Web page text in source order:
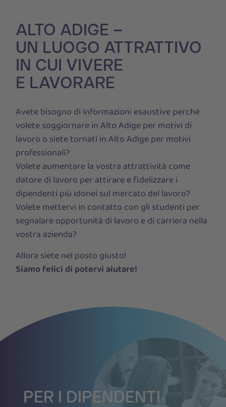
ALTO ADIGE –
UN LUOGO ATTRATTIVO
IN CUI VIVERE
E LAVORARE
Avete bisogno di informazioni esaustive perché
volete soggiornare in Alto Adige per motivi di
lavoro o siete tornati in Alto Adige per motivi
professionali?
Volete aumentare la vostra attrattività come
datore di lavoro per attirare e fidelizzare i
dipendenti più idonei sul mercato del lavoro?
Volete mettervi in contatto con gli studenti per
segnalare opportunità di lavoro e di carriera nella
vostra azienda?
Allora siete nel posto giusto!
Siamo felici di potervi aiutare!
PER I DIPENDENTI